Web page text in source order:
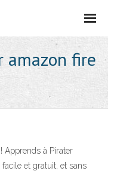
amazon fire
Apprends à Pirater
et gratuit, et sans